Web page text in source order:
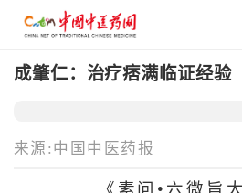
成肇仁：治疗痞满临证经验
来源:中国中医药报